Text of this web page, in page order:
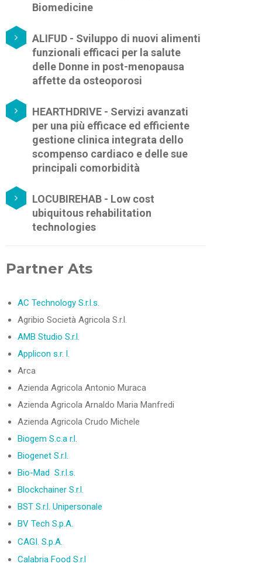
Biomedicine
ALIFUD - Sviluppo di nuovi alimenti
funzionali efficaci per la salute
delle Donne in post-menopausa
affette da osteoporosi
HEARTHDRIVE - Servizi avanzati
per una più efficace ed efficiente
gestione clinica integrata dello
scompenso cardiaco e delle sue
principali comorbidità
LOCUBIREHAB - Low cost
ubiquitous rehabilitation
technologies
Partner Ats
AC Technology S.r.l.s.
Agribio Società Agricola S.r.l.
AMB Studio S.r.l.
Applicon s.r. l.
Arca
Azienda Agricola Antonio Muraca
Azienda Agricola Arnaldo Maria Manfredi
Azienda Agricola Crudo Michele
Biogem S.c.a r.l.
Biogenet S.r.l.
Bio-Mad S.r.l.s.
Blockchainer S.r.l.
BST S.r.l. Unipersonale
BV Tech S.p.A.
CAGI. S.p.A.
Calabria Food S.r.l